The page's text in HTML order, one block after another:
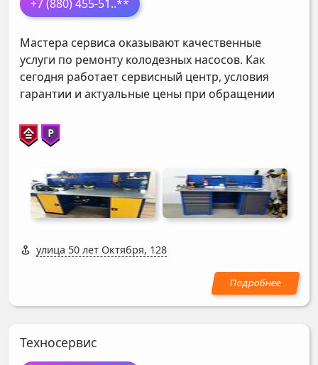
+7 (880) 455-51..**
Мастера сервиса оказывают качественные
услуги по ремонту колодезных насосов. Как
сегодня работает сервисный центр, условия
гарантии и актуальные цены при обращении
улица 50 лет Октября, 128
Техносервис